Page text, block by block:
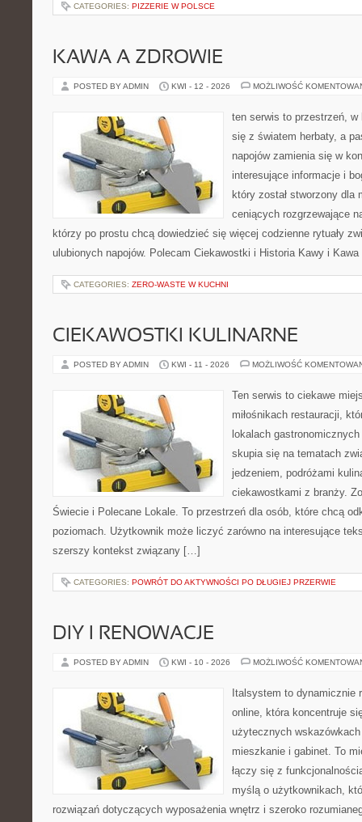
CATEGORIES: PIZZERIE W POLSCE
KAWA A ZDROWIE
POSTED BY ADMIN KWI - 12 - 2026 MOŻLIWOŚĆ
ten serwis to przestrzeń,
się z światem herbaty, a
napojów zamienia się w
interesujące informacje i
który został stworzony dla
ceniących rozgrzewające
którzy po prostu chcą dowiedzieć się więcej codzienne rytuały
ulubionych napojów. Polecam Ciekawostki i Historia Kawy i
CATEGORIES: ZERO-WASTE W KUCHNI
CIEKAWOSTKI KULINARNE
POSTED BY ADMIN KWI - 11 - 2026 MOŻLIWOŚĆ
Ten serwis to ciekawe
miłośnikach restauracji,
lokalach
skupia się na tematach
jedzeniem, podróżami
ciekawostkami z branży.
Świecie i Polecane Lokale. To przestrzeń dla osób, które chcą
poziomach. Użytkownik może liczyć zarówno na interesujące
szerszy kontekst związany […]
CATEGORIES: POWRÓT DO AKTYWNOŚCI PO DŁUGIEJ PRZERWIE
DIY I RENOWACJE
POSTED BY ADMIN KWI - 10 - 2026 MOŻLIWOŚĆ
Italsystem to dynamicznie
online, która koncentruje
użytecznych
mieszkanie i gabinet. To
łączy się z
myślą o użytkownikach,
rozwiązań dotyczących wyposażenia wnętrz i szeroko